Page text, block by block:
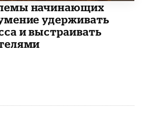
начинающих
удерживать
и выстраивать